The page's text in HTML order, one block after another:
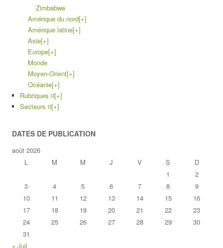
Zimbabwe
Amérique du nord[+]
Amérique latine[+]
Asie[+]
Europe[+]
Monde
Moyen-Orient[+]
Océanie[+]
Rubriques ¤[+]
Secteurs ¤[+]
DATES DE PUBLICATION
août 2026
L
M M J V S
D
1
2
3
4 5 6 7 8
9
10
11 12 13 14 15
16
17
18 19 20 21 22
23
24
25 26 27 28 29
30
31
« Juil